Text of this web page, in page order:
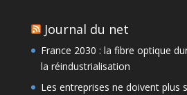
Journal du net
France 2030 : la fibre optique
la réindustrialisation
Les entreprises ne doivent plus